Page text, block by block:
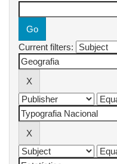
Current filters: